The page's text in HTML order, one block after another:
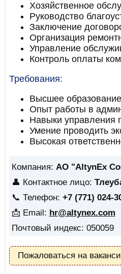
Хозяйственное
Руководство
Заключение
Организация
Управление
Контроль оплаты
Требования:
Высшее образование
Опыт работы в
Навыки управления
Умение проводить
Высокая
Компания: АО "AltynEx
👤 Контактное лицо:
📞 Телефон: +7 (771) 024-
📩 Email: hr@altynex.com
Почтовый индекс: 050059
Пожаловаться на